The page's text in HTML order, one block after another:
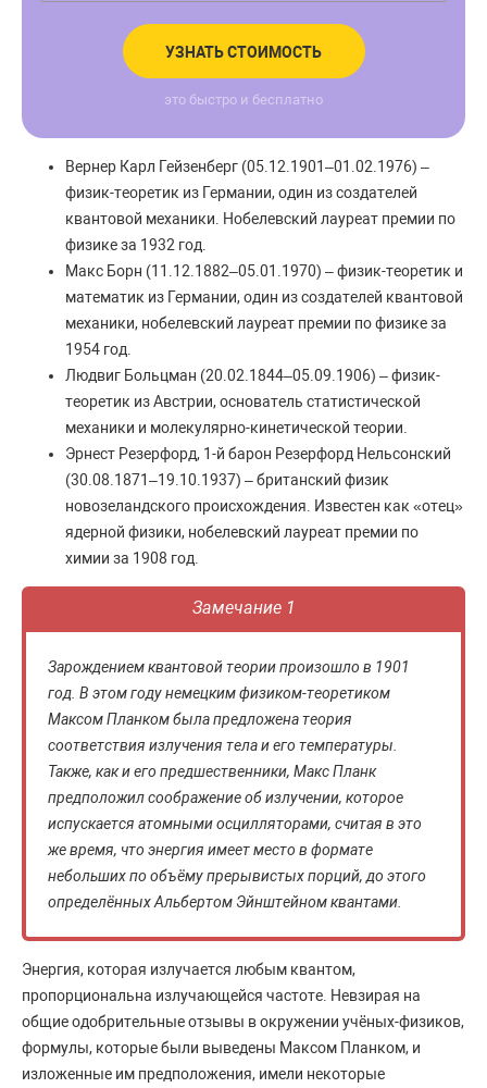
УЗНАТЬ СТОИМОСТЬ
это быстро и бесплатно
Вернер Карл Гейзенберг (05.12.1901–01.02.1976) –
физик-теоретик из Германии, один из создателей
квантовой механики. Нобелевский лауреат премии по
физике за 1932 год.
Макс Борн (11.12.1882–05.01.1970) – физик-теоретик и
математик из Германии, один из создателей квантовой
механики, нобелевский лауреат премии по физике за
1954 год.
Людвиг Больцман (20.02.1844–05.09.1906) – физик-
теоретик из Австрии, основатель статистической
механики и молекулярно-кинетической теории.
Эрнест Резерфорд, 1-й барон Резерфорд Нельсонский
(30.08.1871–19.10.1937) – британский физик
новозеландского происхождения. Известен как «отец»
ядерной физики, нобелевский лауреат премии по
химии за 1908 год.
Замечание 1
Зарождением квантовой теории произошло в 1901
год. В этом году немецким физиком-теоретиком
Максом Планком была предложена теория
соответствия излучения тела и его температуры.
Также, как и его предшественники, Макс Планк
предположил соображение об излучении, которое
испускается атомными осцилляторами, считая в это
же время, что энергия имеет место в формате
небольших по объёму прерывистых порций, до этого
определённых Альбертом Эйнштейном квантами.
Энергия, которая излучается любым квантом,
пропорциональна излучающейся частоте. Невзирая на
общие одобрительные отзывы в окружении учёных-физиков,
формулы, которые были выведены Максом Планком, и
изложенные им предположения, имели некоторые